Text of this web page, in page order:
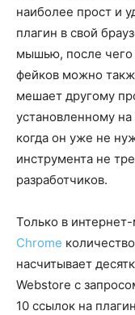
наиболее прост и
плагин в свой
мышью, после чего
фейков можно
мешает другому
установленному
когда он уже не
инструмента не
разработчиков.
Только в
Chrome
насчитывает
Webstore с
10 ссылок на